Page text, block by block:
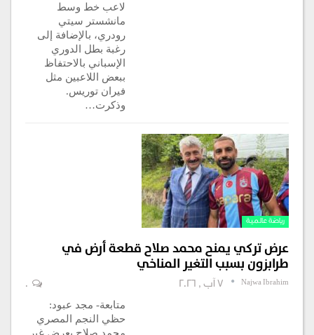
لاعب خط وسط
مانشستر سيتي
رودري، بالإضافة إلى
رغبة بطل الدوري
الإسباني بالاحتفاظ
ببعض اللاعبين مثل
فيران توريس.
وذكرت…
رياضة عالمية
عرض تركي يمنح محمد صلاح قطعة أرض في
طرابزون بسبب التغير المناخي
Najwa Ibrahim
0
متابعة- مجد عبود:
حظي النجم المصري